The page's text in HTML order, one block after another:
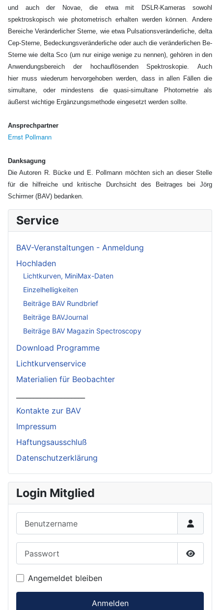
und auch der Novae, die etwa mit DSLR-Kameras sowohl
spektroskopisch wie photometrisch erhalten werden können. Andere
Bereiche Veränderlicher Sterne, wie etwa Pulsationsveränderliche, delta
Cep-Sterne, Bedeckungsveränderliche oder auch die veränderlichen Be-
Sterne wie delta Sco (um nur einige wenige zu nennen), gehören in den
Anwendungsbereich der hochauflösenden Spektroskopie. Auch
hier muss wiederum hervorgehoben werden, dass in allen Fällen die
simultane, oder mindestens die quasi-simultane Photometrie als
äußerst wichtige Ergänzungsmethode eingesetzt werden sollte.
Ansprechpartner
Ernst Pollmann
Danksagung
Die Autoren R. Bücke und E. Pollmann möchten sich an dieser Stelle
für die hilfreiche und kritische Durchsicht des Beitrages bei Jörg
Schirmer (BAV) bedanken.
Service
BAV-Veranstaltungen - Anmeldung
Hochladen
Lichtkurven, MiniMax-Daten
Einzelhelligkeiten
Beiträge BAV Rundbrief
Beiträge BAVJournal
Beiträge BAV Magazin Spectroscopy
Download Programme
Lichtkurvenservice
Materialien für Beobachter
Kontakte zur BAV
Impressum
Haftungsausschluß
Datenschutzerklärung
Login Mitglied
Angemeldet bleiben
Anmelden